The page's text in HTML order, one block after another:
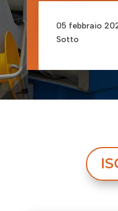
05 febbraio
Sotto